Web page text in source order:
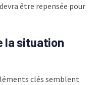
être repensée pour
la situation
clés semblent